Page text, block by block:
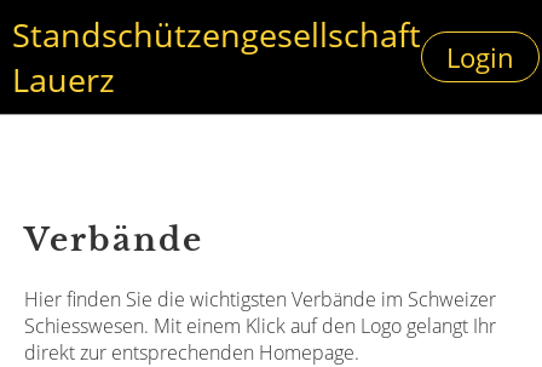
Standschützengesellschaft
Lauerz
Login
Verbände
Hier finden Sie die wichtigsten Verbände im Schweizer
Schiesswesen. Mit einem Klick auf den Logo gelangt Ihr
direkt zur entsprechenden Homepage.